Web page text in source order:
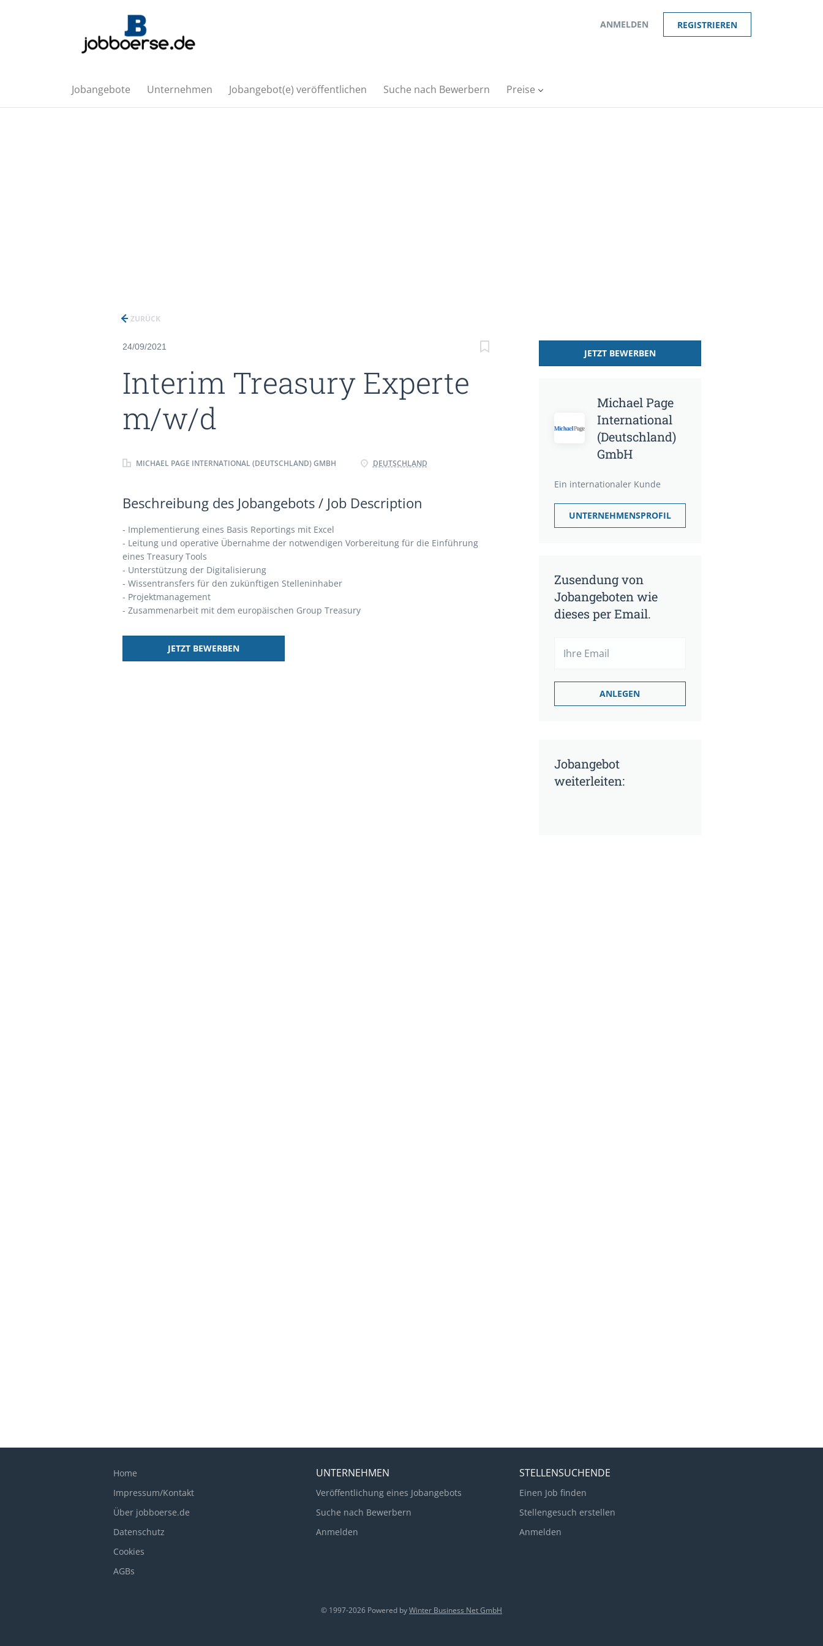
ANMELDEN REGISTRIEREN
Jobangebote Unternehmen Jobangebot(e) veröffentlichen Suche nach Bewerbern Preise
ZURÜCK
24/09/2021
Interim Treasury Experte
m/w/d
MICHAEL PAGE INTERNATIONAL (DEUTSCHLAND) GMBH DEUTSCHLAND
Beschreibung des Jobangebots / Job Description
- Implementierung eines Basis Reportings mit Excel
- Leitung und operative Übernahme der notwendigen Vorbereitung für die Einführung
eines Treasury Tools
- Unterstützung der Digitalisierung
- Wissentransfers für den zukünftigen Stelleninhaber
- Projektmanagement
- Zusammenarbeit mit dem europäischen Group Treasury
JETZT BEWERBEN
JETZT BEWERBEN
Michael Page
International
(Deutschland)
GmbH
Ein internationaler Kunde
UNTERNEHMENSPROFIL
Zusendung von
Jobangeboten wie
dieses per Email.
Jobangebot
weiterleiten:
Home
Impressum/Kontakt
Über jobboerse.de
Datenschutz
Cookies
AGBs
UNTERNEHMEN
Veröffentlichung eines Jobangebots
Suche nach Bewerbern
Anmelden
STELLENSUCHENDE
Einen Job finden
Stellengesuch erstellen
Anmelden
© 1997-2026 Powered byWinter Business Net GmbH